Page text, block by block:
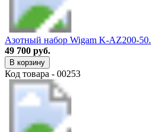
Азотный набор Wigam K-AZ200-50.
49 700 руб.
В корзину
Код товара - 00253